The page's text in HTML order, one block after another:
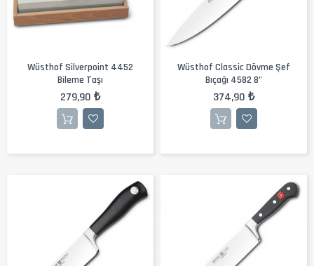
Wüsthof Silverpoint 4452
Bileme Taşı
279,90 ₺
Wüsthof Classic Dövme Şef
Bıçağı 4582 8"
374,90 ₺